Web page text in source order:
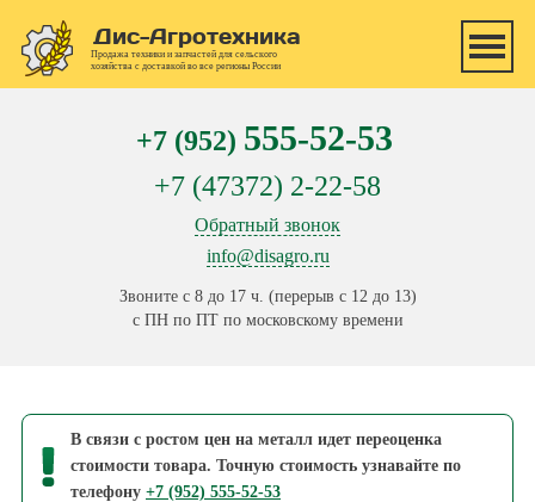
Дис-Агротехника
Продажа техники и запчастей для сельского
хозяйства с доставкой во все регионы России
+7 (952) 555-52-53
+7 (47372) 2-22-58
Обратный звонок
info@disagro.ru
Звоните с 8 до 17 ч. (перерыв с 12 до 13)
с ПН по ПТ по московскому времени
В связи с ростом цен на металл идет переоценка
стоимости товара. Точную стоимость узнавайте по
телефону +7 (952) 555-52-53